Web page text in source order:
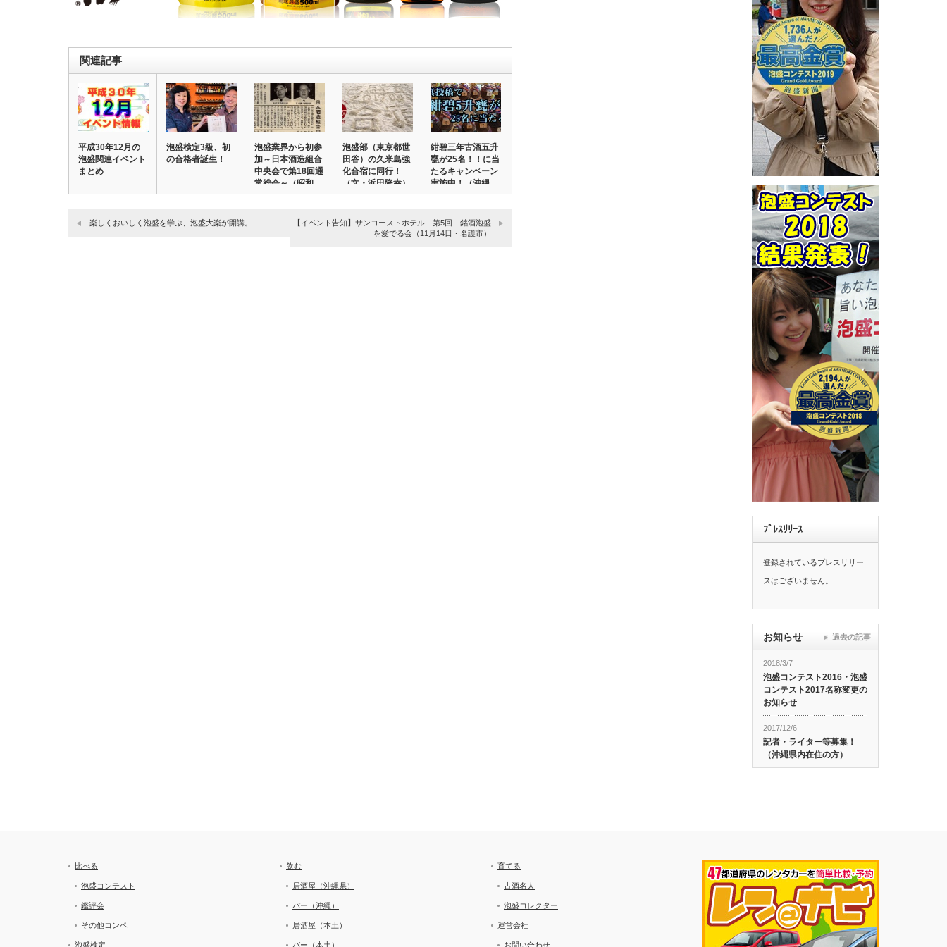
関連記事
平成30年12月の
泡盛関連イベント
まとめ
泡盛検定3級、初
の合格者誕生！
泡盛業界から初参
加～日本酒造組合
中央会で第18回通
常総会～（昭和…
泡盛部（東京都世
田谷）の久米島強
化合宿に同行！
（文・浜田隆幸）
紺碧三年古酒五升
甕が25名！！に当
たるキャンペーン
実施中！（沖縄…
楽しくおいしく泡盛を学ぶ、泡盛大楽が開講。
【イベント告知】サンコーストホテル 第5回 銘酒泡盛
を愛でる会（11月14日・名護市）
ﾌﾟﾚｽﾘﾘｰｽ
登録されているプレスリリー
スはございません。
お知らせ
2018/3/7
泡盛コンテスト2016・泡盛
コンテスト2017名称変更の
お知らせ
2017/12/6
記者・ライター等募集！
（沖縄県内在住の方）
過去の記事
比べる
泡盛コンテスト
鑑評会
その他コンペ
泡盛検定
飲む
居酒屋（沖縄県）
バー（沖縄）
居酒屋（本土）
バー（本土）
育てる
古酒名人
泡盛コレクター
運営会社
お問い合わせ